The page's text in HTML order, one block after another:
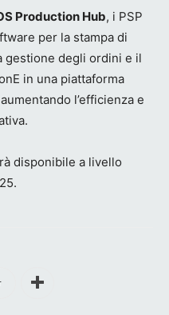
Production Hub, i PSP
per la stampa di
gestione degli ordini e il
in una piattaforma
l’efficienza e
disponibile a livello